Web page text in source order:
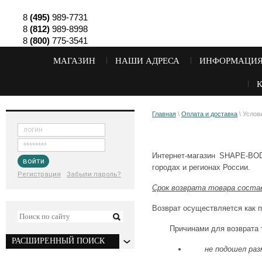
8 (495)989-7731
8 (812)989-8998
8 (800)775-3541
МАГАЗИН НАШИ АДРЕСА
войти
Регистрация Забыли пароль?
РАСШИРЕННЫЙ ПОИСК
Главная \ Оплата и доставка \
Интернет-магазин SHAPE-
городах и регионах России.
Срок возврата товара
Возврат осуществляется
Причинами для
не подошел